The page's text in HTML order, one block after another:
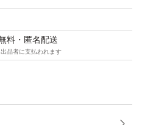
料・匿名配送
品者に支払われます